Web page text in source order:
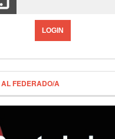
LOGIN
FEDERADO/A